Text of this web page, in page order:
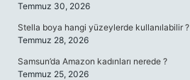
Temmuz 30, 2026
Stella boya hangi yüzeylerde kullanılabilir ?
Temmuz 28, 2026
Samsun’da Amazon kadınları nerede ?
Temmuz 25, 2026